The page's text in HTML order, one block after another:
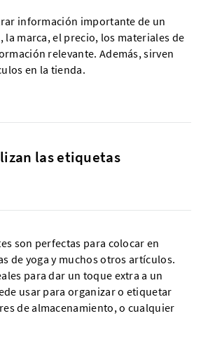
información importante de un
marca, el precio, los materiales de
relevante. Además, sirven
en la tienda.
las etiquetas
son perfectas para colocar en
de yoga y muchos otros artículos.
para dar un toque extra a un
usar para organizar o etiquetar
de almacenamiento, o cualquier